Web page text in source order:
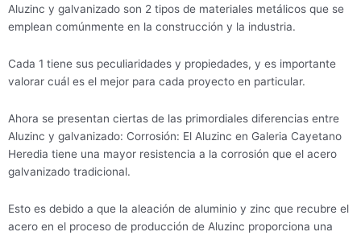
Aluzinc y galvanizado son 2 tipos de materiales metálicos que se
emplean comúnmente en la construcción y la industria.
Cada 1 tiene sus peculiaridades y propiedades, y es importante
valorar cuál es el mejor para cada proyecto en particular.
Ahora se presentan ciertas de las primordiales diferencias entre
Aluzinc y galvanizado: Corrosión: El Aluzinc en Galeria Cayetano
Heredia tiene una mayor resistencia a la corrosión que el acero
galvanizado tradicional.
Esto es debido a que la aleación de aluminio y zinc que recubre el
acero en el proceso de producción de Aluzinc proporciona una